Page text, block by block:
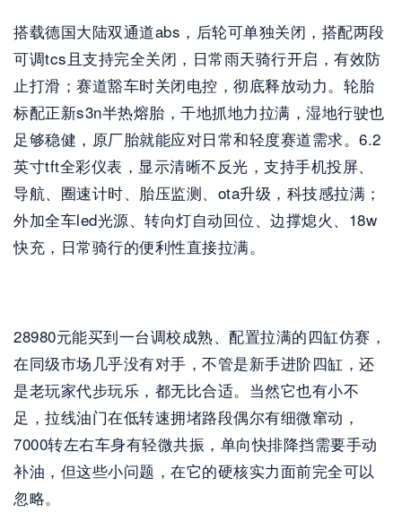
搭载德国大陆双通道abs，后轮可单独关闭，搭配两段
可调tcs且支持完全关闭，日常雨天骑行开启，有效防
止打滑；赛道豁车时关闭电控，彻底释放动力。轮胎
标配正新s3n半热熔胎，干地抓地力拉满，湿地行驶也
足够稳健，原厂胎就能应对日常和轻度赛道需求。6.2
英寸tft全彩仪表，显示清晰不反光，支持手机投屏、
导航、圈速计时、胎压监测、ota升级，科技感拉满；
外加全车led光源、转向灯自动回位、边撑熄火、18w
快充，日常骑行的便利性直接拉满。
28980元能买到一台调校成熟、配置拉满的四缸仿赛，
在同级市场几乎没有对手，不管是新手进阶四缸，还
是老玩家代步玩乐，都无比合适。当然它也有小不
足，拉线油门在低转速拥堵路段偶尔有细微窜动，
7000转左右车身有轻微共振，单向快排降挡需要手动
补油，但这些小问题，在它的硬核实力面前完全可以
忽略。